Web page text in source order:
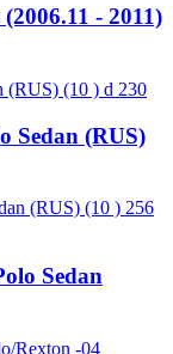
- 2011)
Sedan (RUS)
Sedan